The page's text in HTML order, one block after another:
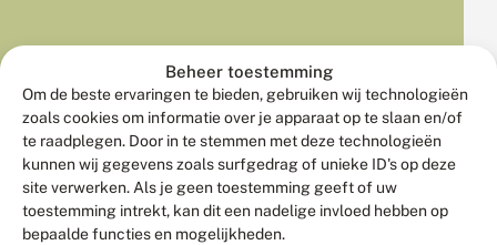
Beheer toestemming
Om de beste ervaringen te bieden, gebruiken wij technologieën
zoals cookies om informatie over je apparaat op te slaan en/of
te raadplegen. Door in te stemmen met deze technologieën
kunnen wij gegevens zoals surfgedrag of unieke ID's op deze
site verwerken. Als je geen toestemming geeft of uw
toestemming intrekt, kan dit een nadelige invloed hebben op
bepaalde functies en mogelijkheden.